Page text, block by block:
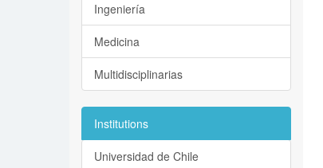
Ingeniería
Medicina
Multidisciplinarias
Institutions
Universidad de Chile